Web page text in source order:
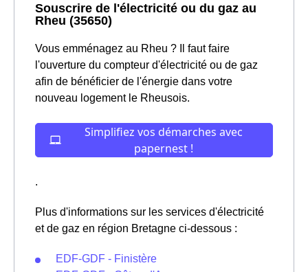
Souscrire de l'électricité ou du gaz au
Rheu (35650)
Vous emménagez au Rheu ? Il faut faire
l'ouverture du compteur d'électricité ou de gaz
afin de bénéficier de l'énergie dans votre
nouveau logement le Rheusois.
.
Plus d'informations sur les services d'électricité
et de gaz en région Bretagne ci-dessous :
EDF-GDF - Finistère